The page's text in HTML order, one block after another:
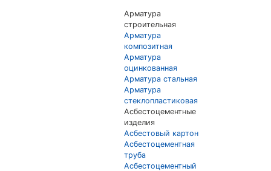
Арматура
строительная
Арматура
композитная
Арматура
оцинкованная
Арматура стальная
Арматура
стеклопластиковая
Асбестоцементные
изделия
Асбестовый картон
Асбестоцементная
труба
Асбестоцементный